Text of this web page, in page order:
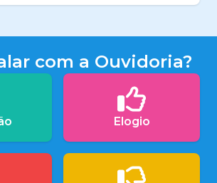
com a Ouvidoria?
Elogio